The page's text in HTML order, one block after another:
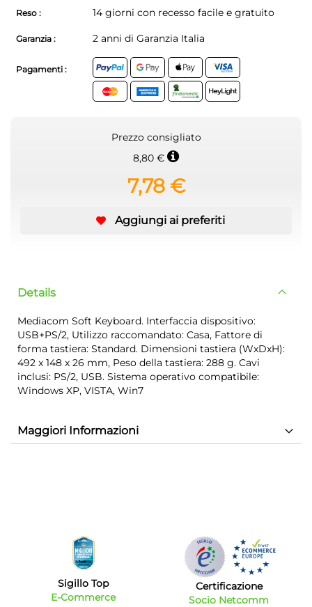
Reso : 14 giorni con recesso facile e gratuito
Garanzia : 2 anni di Garanzia Italia
Pagamenti :
Prezzo consigliato
8,80 €
7,78 €
Aggiungi ai preferiti
Details
Mediacom Soft Keyboard. Interfaccia dispositivo:
USB+PS/2, Utilizzo raccomandato: Casa, Fattore di
forma tastiera: Standard. Dimensioni tastiera (WxDxH):
492 x 148 x 26 mm, Peso della tastiera: 288 g. Cavi
inclusi: PS/2, USB. Sistema operativo compatibile:
Windows XP, VISTA, Win7
Maggiori Informazioni
Sigillo Top
E-Commerce
Certificazione
Socio Netcomm